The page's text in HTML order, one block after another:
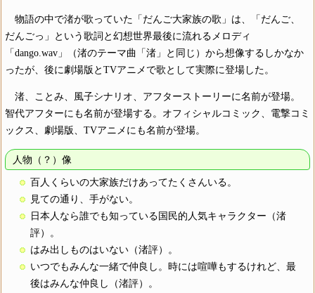
物語の中で渚が歌っていた「だんご大家族の歌」は、「だんご、
だんごっ」という歌詞と幻想世界最後に流れるメロディ
「dango.wav」（渚のテーマ曲「渚」と同じ）から想像するしかなか
ったが、後に劇場版とTVアニメで歌として実際に登場した。
渚、ことみ、風子シナリオ、アフターストーリーに名前が登場。
智代アフターにも名前が登場する。オフィシャルコミック、電撃コミ
ックス、劇場版、TVアニメにも名前が登場。
人物（？）像
百人くらいの大家族だけあってたくさんいる。
見ての通り、手がない。
日本人なら誰でも知っている国民的人気キャラクター（渚
評）。
はみ出しものはいない（渚評）。
いつでもみんな一緒で仲良し。時には喧嘩もするけれど、最
後はみんな仲良し（渚評）。